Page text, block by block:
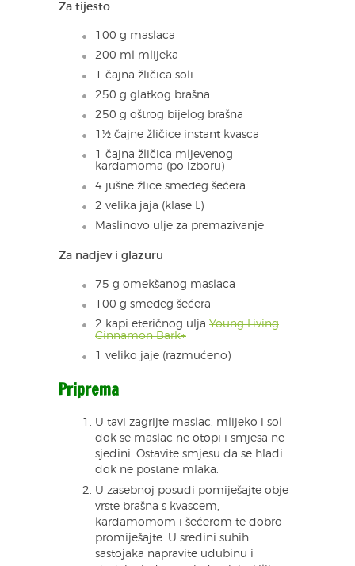
Za tijesto
100 g maslaca
200 ml mlijeka
1 čajna žličica soli
250 g glatkog brašna
250 g oštrog bijelog brašna
1½ čajne žličice instant kvasca
1 čajna žličica mljevenog
kardamoma (po izboru)
4 jušne žlice smeđeg šećera
2 velika jaja (klase L)
Maslinovo ulje za premazivanje
Za nadjev i glazuru
75 g omekšanog maslaca
100 g smeđeg šećera
2 kapi eteričnog ulja Young Living
Cinnamon Bark+
1 veliko jaje (razmućeno)
Priprema
U tavi zagrijte maslac, mlijeko i sol
dok se maslac ne otopi i smjesa ne
sjedini. Ostavite smjesu da se hladi
dok ne postane mlaka.
U zasebnoj posudi pomiješajte obje
vrste brašna s kvascem,
kardamomom i šećerom te dobro
promiješajte. U sredini suhih
sastojaka napravite udubinu i